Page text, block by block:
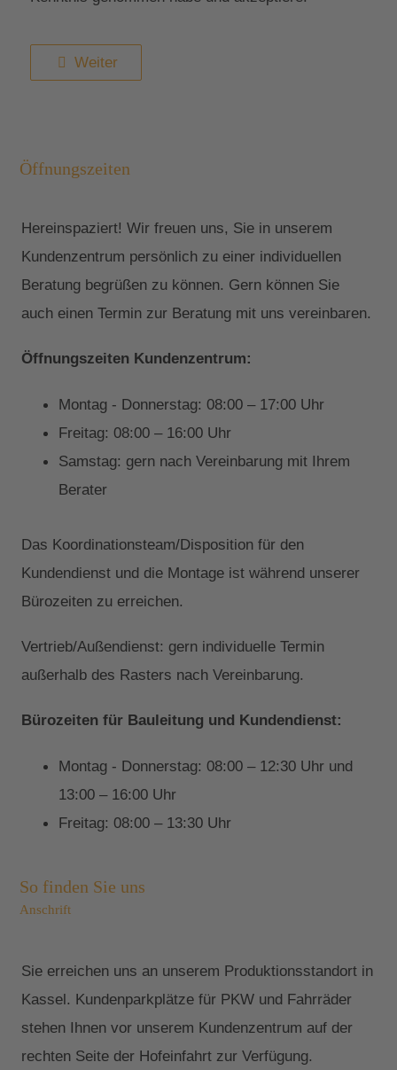
Weiter
Öffnungszeiten
Hereinspaziert! Wir freuen uns, Sie in unserem
Kundenzentrum persönlich zu einer individuellen
Beratung begrüßen zu können. Gern können Sie
auch einen Termin zur Beratung mit uns vereinbaren.
Öffnungszeiten Kundenzentrum:
Montag - Donnerstag: 08:00 – 17:00 Uhr
Freitag: 08:00 – 16:00 Uhr
Samstag: gern nach Vereinbarung mit Ihrem
Berater
Das Koordinationsteam/Disposition für den
Kundendienst und die Montage ist während unserer
Bürozeiten zu erreichen.
Vertrieb/Außendienst: gern individuelle Termin
außerhalb des Rasters nach Vereinbarung.
Bürozeiten für Bauleitung und Kundendienst:
Montag - Donnerstag: 08:00 – 12:30 Uhr und
13:00 – 16:00 Uhr
Freitag: 08:00 – 13:30 Uhr
So finden Sie uns
Anschrift
Sie erreichen uns an unserem Produktionsstandort in
Kassel. Kundenparkplätze für PKW und Fahrräder
stehen Ihnen vor unserem Kundenzentrum auf der
rechten Seite der Hofeinfahrt zur Verfügung.